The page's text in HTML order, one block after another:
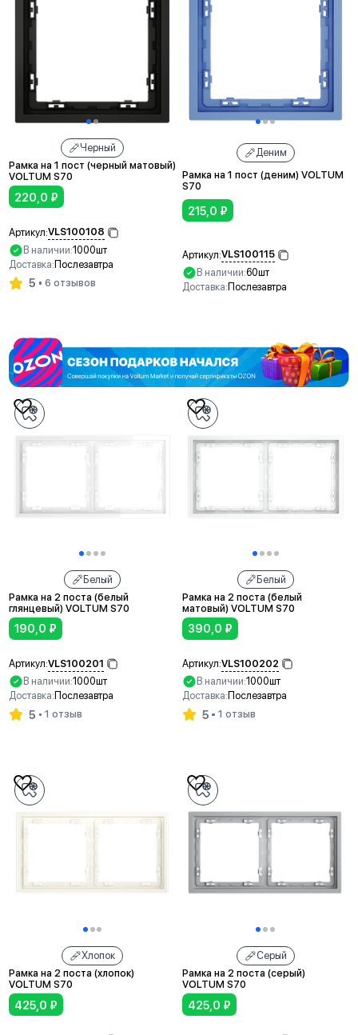
Черный
Рамка на 1 пост (черный матовый)
VOLTUM S70
220,0 ₽
Артикул:VLS100108
В наличии:1000шт
Доставка: Послезавтра
5 6 отзывов
Деним
Рамка на 1 пост (деним) VOLTUM
S70
215,0 ₽
Артикул:VLS100115
В наличии:60шт
Доставка: Послезавтра
Белый
Рамка на 2 поста (белый
глянцевый) VOLTUM S70
190,0 ₽
Артикул:VLS100201
В наличии:1000шт
Доставка: Послезавтра
5 1 отзыв
Белый
Рамка на 2 поста (белый
матовый) VOLTUM S70
390,0 ₽
Артикул:VLS100202
В наличии:1000шт
Доставка: Послезавтра
5 1 отзыв
Хлопок
Рамка на 2 поста (хлопок)
VOLTUM S70
425,0 ₽
Серый
Рамка на 2 поста (серый)
VOLTUM S70
425,0 ₽